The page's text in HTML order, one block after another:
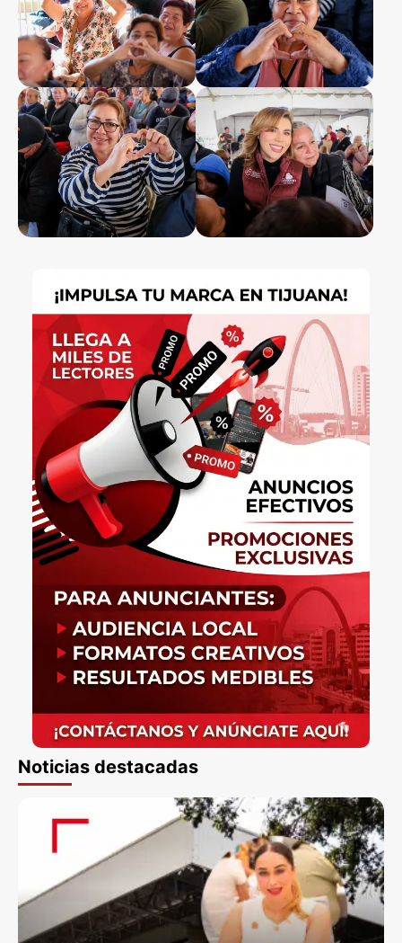
Noticias destacadas